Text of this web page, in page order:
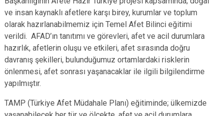
ve insan kaynaklı afetlere karşı birey, kurumlar ve toplum
olarak hazırlanabilmemiz için Temel Afet Bilinci eğitimi
verildi. AFAD’ın tanıtımı ve görevleri, afet ve acil durumlara
hazırlık, afetlerin oluşu ve etkileri, afet sırasında doğru
davranış şekilleri, bulunduğumuz ortamlardaki risklerin
önlenmesi, afet sonrası yaşanacaklar ile ilgili bilgilendirme
yapılmıştır.
TAMP (Türkiye Afet Müdahale Planı) eğitiminde; ülkemizde